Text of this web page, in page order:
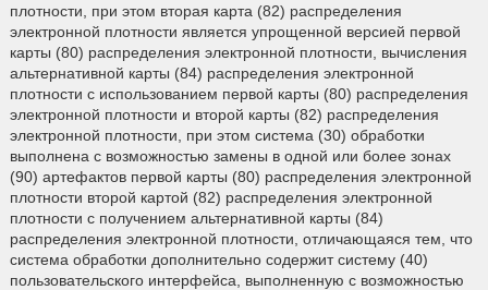
плотности, при этом вторая карта (82) распределения
электронной плотности является упрощенной версией первой
карты (80) распределения электронной плотности, вычисления
альтернативной карты (84) распределения электронной
плотности с использованием первой карты (80) распределения
электронной плотности и второй карты (82) распределения
электронной плотности, при этом система (30) обработки
выполнена с возможностью замены в одной или более зонах
(90) артефактов первой карты (80) распределения электронной
плотности второй картой (82) распределения электронной
плотности с получением альтернативной карты (84)
распределения электронной плотности, отличающаяся тем, что
система обработки дополнительно содержит систему (40)
пользовательского интерфейса, выполненную с возможностью